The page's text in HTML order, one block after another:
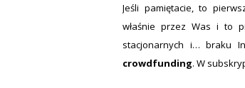
Jeśli pamiętacie, to
właśnie przez Was i to
stacjonarnych i… braku
crowdfunding. W